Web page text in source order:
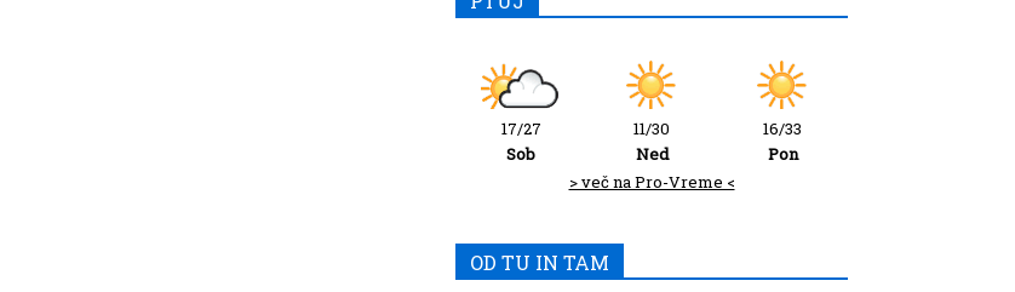
17/27
Sob
11/30
Ned
16/33
Pon
> več na Pro-Vreme <
OD TU IN TAM